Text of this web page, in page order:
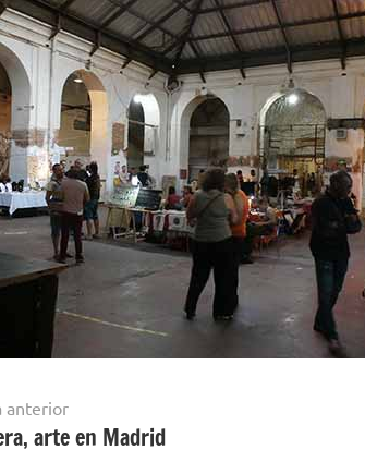
anterior
arte en Madrid